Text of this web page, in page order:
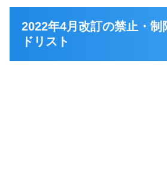
2022年4月改訂の禁止・制
ドリスト